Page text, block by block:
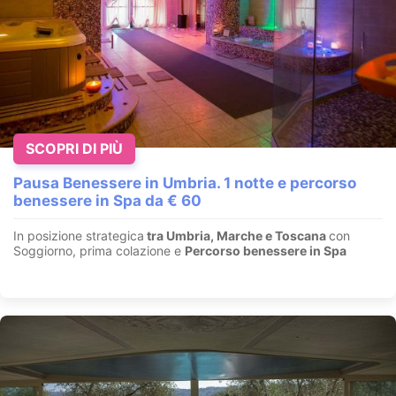
Weekend Ponte dell'Immacolata 2026
Fiera di Primiero - Trentino
Apri la porta della tua camera, esci dall'Hotel e in 20 passi stai
già sorseggiando del tipico vin brulè immerso nella n...
VEDI OFFERTA
Pausa Benessere in Umbria. 1 notte e percorso
benessere in Spa da € 60
In posizione strategica tra Umbria, Marche e Toscanacon
Soggiorno, prima colazione e Percorso benessere in Spa
SCOPRI DI PIÙ